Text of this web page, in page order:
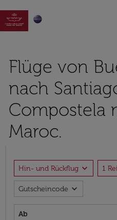

Flüge von
nach
Compostela
Maroc.
Hin- und Rückflug expand_more 1
Gutscheincode expand_more
Ab